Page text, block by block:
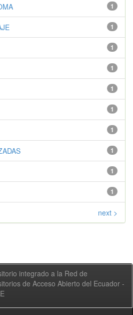
1
1
1
1
1
1
1
1
1
1
next >
integrado a la Red de
de Acceso Abierto del Ecuador -